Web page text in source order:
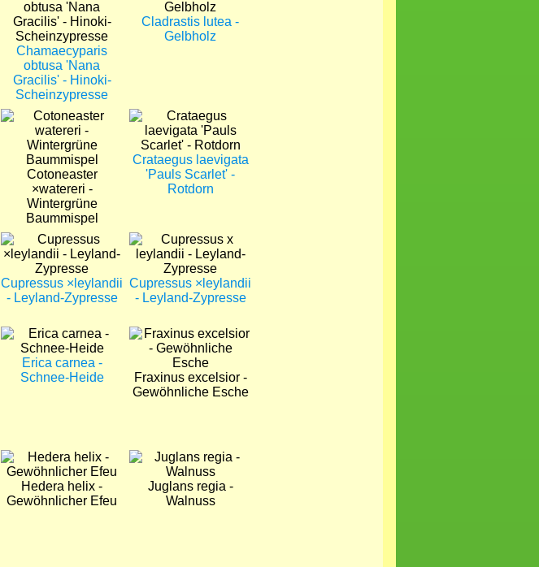
Chamaecyparis
obtusa 'Nana
Gracilis' - Hinoki-
Scheinzypresse
Cladrastis lutea -
Gelbholz
Bild
Cotoneaster
×watereri -
Wintergrüne
Baummispel
Bild
Crataegus laevigata
'Pauls Scarlet' -
Rotdorn
Bild
Cupressus ×leylandii
- Leyland-Zypresse
Bild
Cupressus ×leylandii
- Leyland-Zypresse
Bild
Erica carnea -
Schnee-Heide
Bild
Fraxinus excelsior -
Gewöhnliche Esche
Bild
Hedera helix -
Gewöhnlicher Efeu
Bild
Juglans regia -
Walnuss